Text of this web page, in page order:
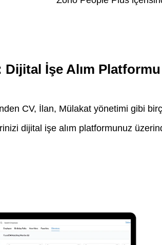
İşe Alım Platformu
CV, İlan, Mülakat yönetimi gibi
dijital işe alım platformunuz